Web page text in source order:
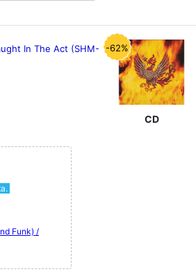
In The Act (SHM-
Funk) /
-62%
CD